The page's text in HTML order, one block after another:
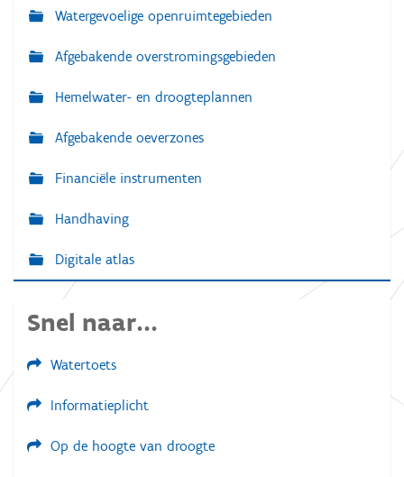
Watergevoelige openruimtegebieden
Afgebakende overstromingsgebieden
Hemelwater- en droogteplannen
Afgebakende oeverzones
Financiële instrumenten
Handhaving
Digitale atlas
Snel naar...
Watertoets
Informatieplicht
Op de hoogte van droogte